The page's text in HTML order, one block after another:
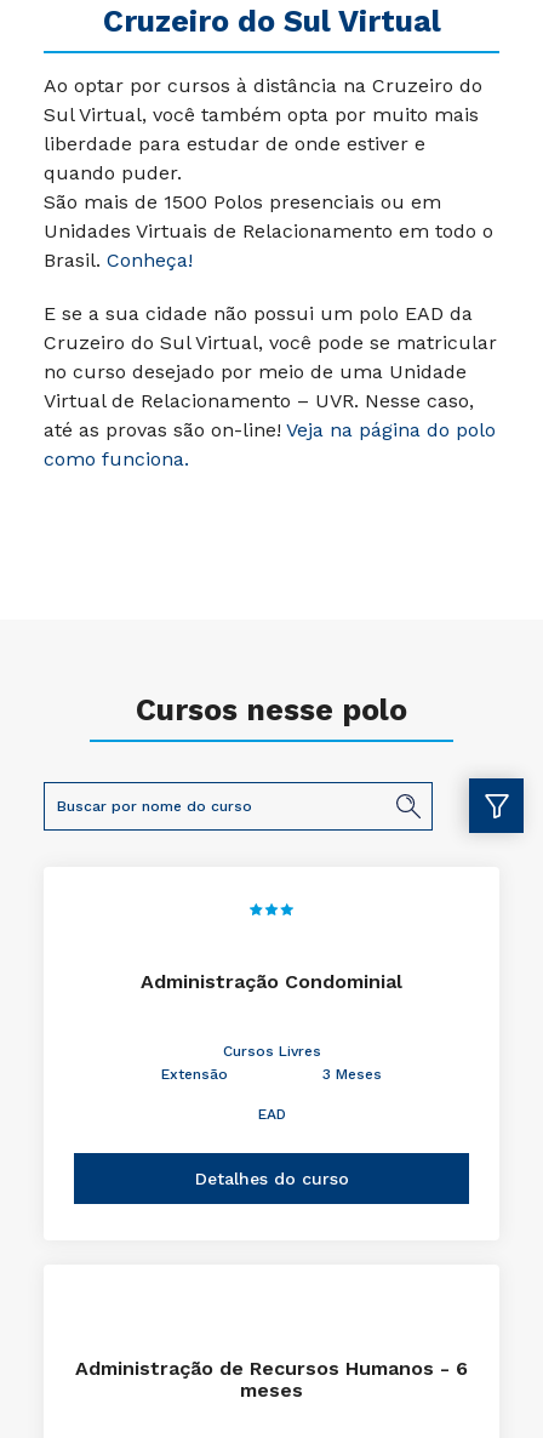
Cruzeiro do Sul Virtual
Ao optar por cursos à distância na Cruzeiro do
Sul Virtual, você também opta por muito mais
liberdade para estudar de onde estiver e
quando puder.
São mais de 1500 Polos presenciais ou em
Unidades Virtuais de Relacionamento em todo o
Brasil. Conheça!
E se a sua cidade não possui um polo EAD da
Cruzeiro do Sul Virtual, você pode se matricular
no curso desejado por meio de uma Unidade
Virtual de Relacionamento – UVR. Nesse caso,
até as provas são on-line! Veja na página do polo
como funciona.
Cursos nesse polo
Administração Condominial
Cursos Livres
Extensão
3 Meses
EAD
Detalhes do curso
Administração de Recursos Humanos - 6
meses